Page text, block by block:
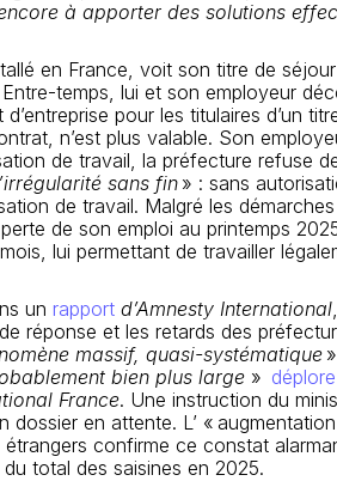
à apporter des solutions
en France, voit son titre de
temps, lui et son employeur
pour les titulaires d’un
n’est plus valable. Son
de travail, la préfecture refuse
sans fin » : sans
de travail. Malgré les
de son emploi au printemps
lui permettant de travailler
un rapport d’Amnesty International
réponse et les retards des
massif, quasi-systématique
bien plus large» déplore
France. Une instruction du
en attente. L’ «
confirme ce constat
total des saisines en 2025.